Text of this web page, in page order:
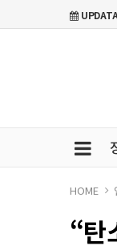
HOME
“탄